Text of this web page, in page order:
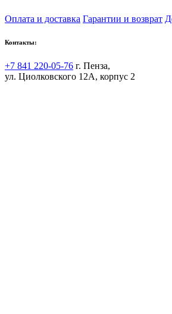
Оплата и доставка Гарантии и возврат
Контакты:
+7 841 220-05-76 г. Пенза,
ул. Циолковского 12А, корпус 2